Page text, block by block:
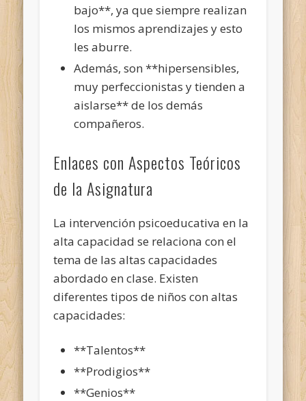
bajo**, ya que siempre realizan
los mismos aprendizajes y esto
les aburre.
Además, son **hipersensibles,
muy perfeccionistas y tienden a
aislarse** de los demás
compañeros.
Enlaces con Aspectos Teóricos
de la Asignatura
La intervención psicoeducativa en la
alta capacidad se relaciona con el
tema de las altas capacidades
abordado en clase. Existen
diferentes tipos de niños con altas
capacidades:
**Talentos**
**Prodigios**
**Genios**